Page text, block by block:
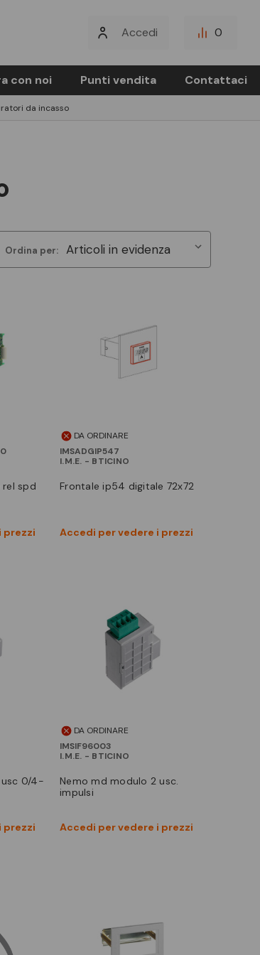
Accedi 0
con noi Punti vendita Contattaci
da incasso
Ordina per:
rel spd
prezzi
DA ORDINARE
IMSADGIP547
I.M.E. - BTICINO
frontale ip54 digitale 72x72
Accedi per vedere i prezzi
Confronta
prezzi
DA ORDINARE
IMSIF96003
I.M.E. - BTICINO
nemo md modulo 2 usc.
impulsi
Accedi per vedere i prezzi
Confronta